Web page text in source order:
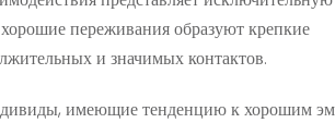
переживания образуют крепкие
и значимых контактов.
имеющие тенденцию к хорошим